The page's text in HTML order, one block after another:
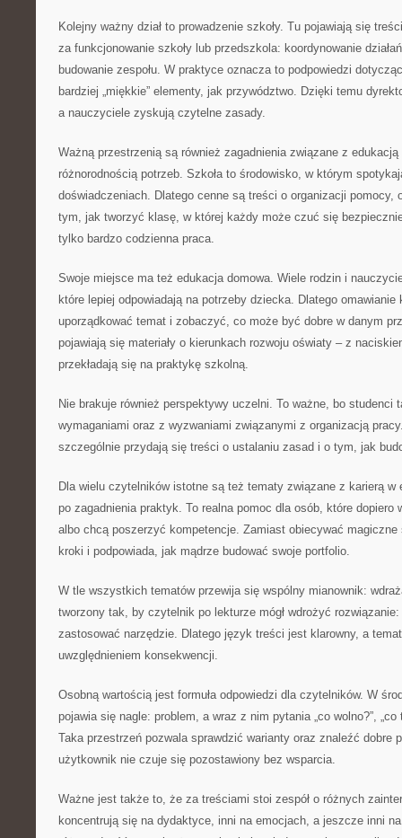
Kolejny ważny dział to prowadzenie szkoły. Tu pojawiają się
za funkcjonowanie szkoły lub przedszkola: koordynowanie
budowanie zespołu. W praktyce oznacza to podpowiedzi
bardziej „miękkie” elementy, jak przywództwo. Dzięki temu
a nauczyciele zyskują czytelne zasady.
Ważną przestrzenią są również zagadnienia związane z
różnorodnością potrzeb. Szkoła to środowisko, w którym
doświadczeniach. Dlatego cenne są treści o organizacji pomocy,
tym, jak tworzyć klasę, w której każdy może czuć się
tylko bardzo codzienna praca.
Swoje miejsce ma też edukacja domowa. Wiele rodzin i
które lepiej odpowiadają na potrzeby dziecka. Dlatego omawianie
uporządkować temat i zobaczyć, co może być dobre w danym
pojawiają się materiały o kierunkach rozwoju oświaty – z
przekładają się na praktykę szkolną.
Nie brakuje również perspektywy uczelni. To ważne, bo studenci
wymaganiami oraz z wyzwaniami związanymi z organizacją
szczególnie przydają się treści o ustalaniu zasad i o tym, jak
Dla wielu czytelników istotne są też tematy związane z karierą w
po zagadnienia praktyk. To realna pomoc dla osób, które dopiero
albo chcą poszerzyć kompetencje. Zamiast obiecywać
kroki i podpowiada, jak mądrze budować swoje portfolio.
W tle wszystkich tematów przewija się wspólny mianownik:
tworzony tak, by czytelnik po lekturze mógł wdrożyć rozwiązanie:
zastosować narzędzie. Dlatego język treści jest klarowny, a
uwzględnieniem konsekwencji.
Osobną wartością jest formuła odpowiedzi dla czytelników. W
pojawia się nagle: problem, a wraz z nim pytania „co wolno?”, „co
Taka przestrzeń pozwala sprawdzić warianty oraz znaleźć dobre
użytkownik nie czuje się pozostawiony bez wsparcia.
Ważne jest także to, że za treściami stoi zespół o różnych
koncentrują się na dydaktyce, inni na emocjach, a jeszcze inni